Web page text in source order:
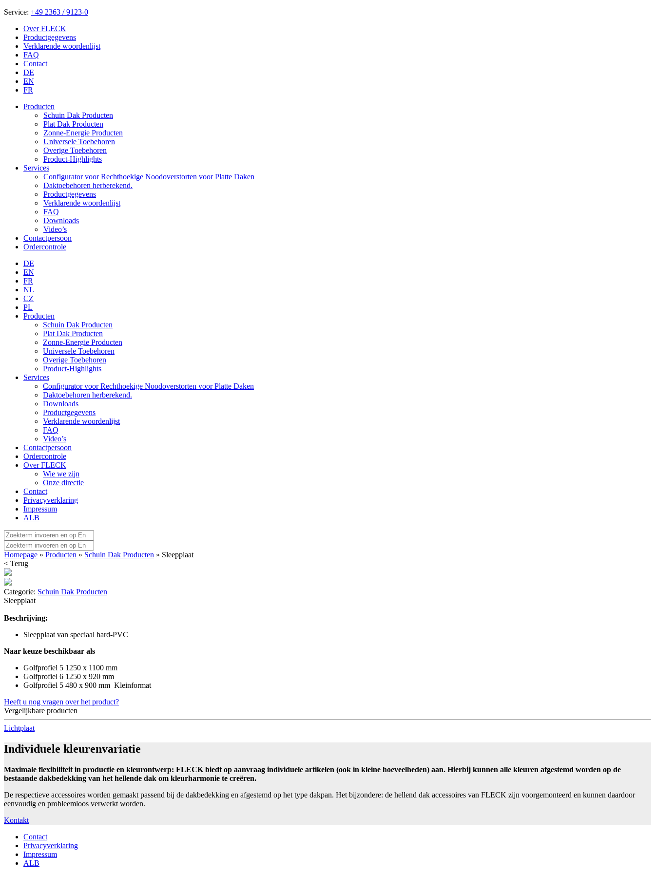
Service: +49 2363 / 9123-0
Over FLECK
Productgegevens
Verklarende woordenlijst
FAQ
Contact
DE
EN
FR
Producten
Schuin Dak Producten
Plat Dak Producten
Zonne-Energie Producten
Universele Toebehoren
Overige Toebehoren
Product-Highlights
Services
Configurator voor Rechthoekige Noodoverstorten voor Platte Daken
Daktoebehoren herberekend.
Productgegevens
Verklarende woordenlijst
FAQ
Downloads
Video’s
Contactpersoon
Ordercontrole
DE
EN
FR
NL
CZ
PL
Producten
Schuin Dak Producten
Plat Dak Producten
Zonne-Energie Producten
Universele Toebehoren
Overige Toebehoren
Product-Highlights
Services
Configurator voor Rechthoekige Noodoverstorten voor Platte Daken
Daktoebehoren herberekend.
Downloads
Productgegevens
Verklarende woordenlijst
FAQ
Video’s
Contactpersoon
Ordercontrole
Over FLECK
Wie we zijn
Onze directie
Contact
Privacyverklaring
Impressum
ALB
Homepage » Producten » Schuin Dak Producten » Sleepplaat
< Terug
Categorie: Schuin Dak Producten
Sleepplaat
Beschrijving:
Sleepplaat van speciaal hard-PVC
Naar keuze beschikbaar als
Golfprofiel 5 1250 x 1100 mm
Golfprofiel 6 1250 x 920 mm
Golfprofiel 5 480 x 900 mm Kleinformat
Heeft u nog vragen over het product?
Vergelijkbare producten
Lichtplaat
Individuele kleurenvariatie
Maximale flexibiliteit in productie en kleurontwerp: FLECK biedt op aanvraag individuele artikelen (ook in kleine hoeveelheden) aan. Hierbij kunnen alle kleuren afgestemd worden op de
bestaande dakbedekking van het hellende dak om kleurharmonie te creëren.
De respectieve accessoires worden gemaakt passend bij de dakbedekking en afgestemd op het type dakpan. Het bijzondere: de hellend dak accessoires van FLECK zijn voorgemonteerd en kunnen daardoor
eenvoudig en probleemloos verwerkt worden.
Kontakt
Contact
Privacyverklaring
Impressum
ALB